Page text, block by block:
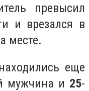
превысил
и врезался в
месте.
еще
мужчина и 25-